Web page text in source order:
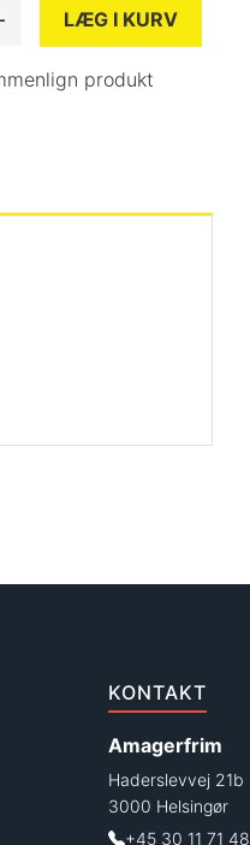
LÆG I KURV
produkt
KONTAKT
Amagerfrim
Haderslevvej 21b
3000 Helsingør
+45 30 11 71 48